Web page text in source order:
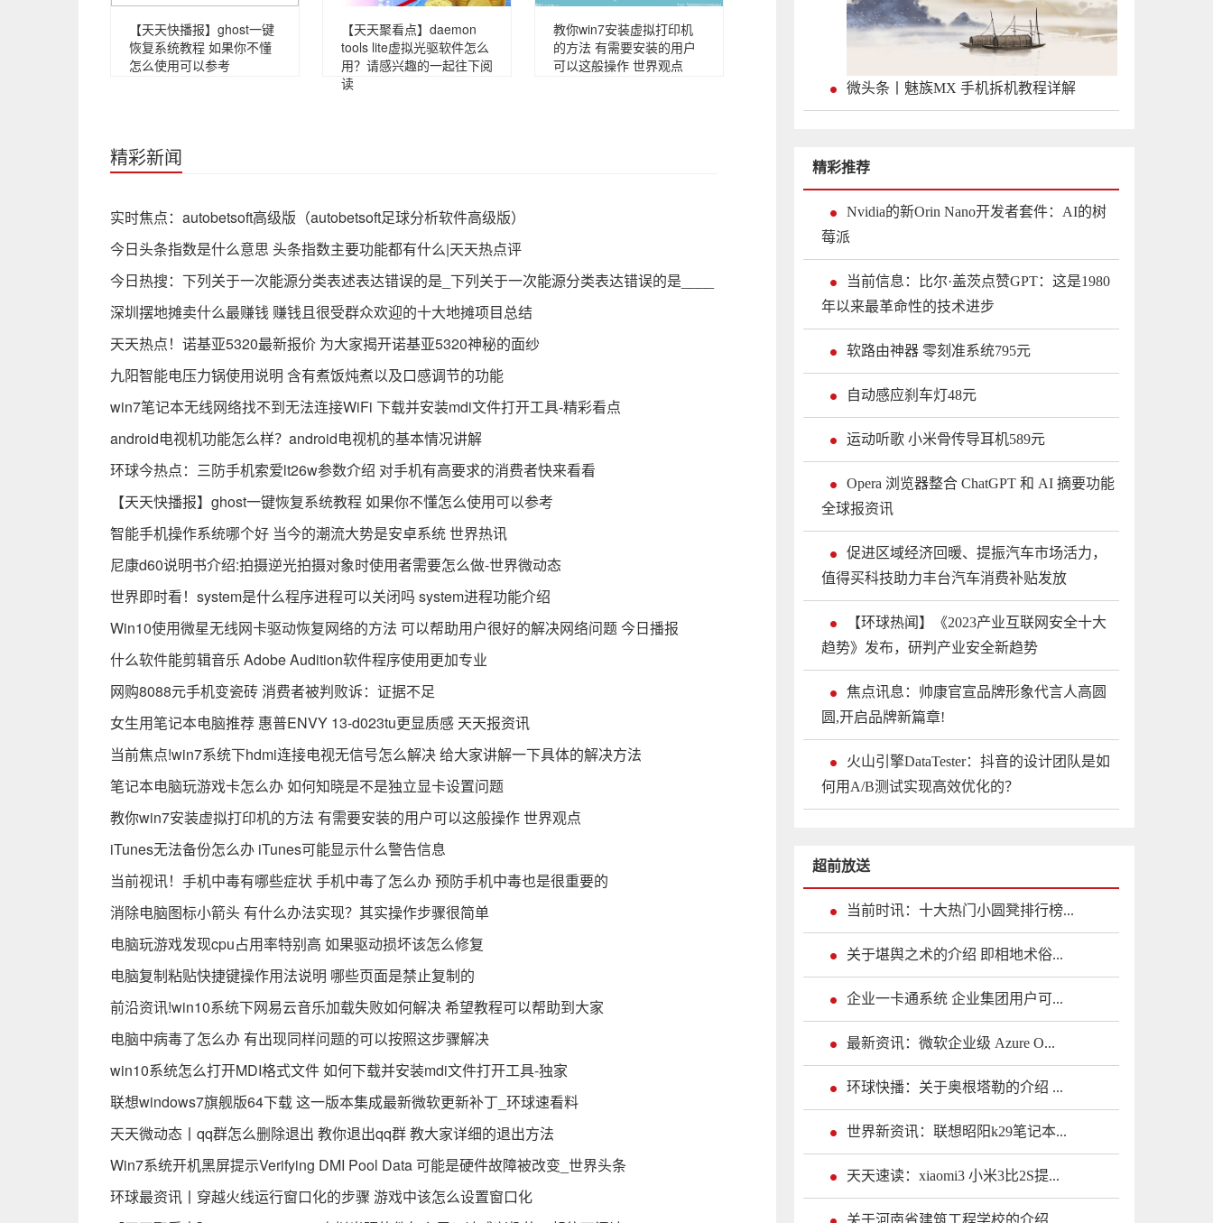
【天天快播报】ghost一键
恢复系统教程 如果你不懂
怎么使用可以参考
【天天聚看点】daemon
tools lite虚拟光驱软件怎么
用？请感兴趣的一起往下阅
读
教你win7安装虚拟打印机
的方法 有需要安装的用户
可以这般操作 世界观点
精彩新闻
实时焦点：autobetsoft高级版（autobetsoft足球分析软件高级版）
今日头条指数是什么意思 头条指数主要功能都有什么|天天热点评
今日热搜：下列关于一次能源分类表述表达错误的是_下列关于一次能源分类表达错误的是____
深圳摆地摊卖什么最赚钱 赚钱且很受群众欢迎的十大地摊项目总结
天天热点！诺基亚5320最新报价 为大家揭开诺基亚5320神秘的面纱
九阳智能电压力锅使用说明 含有煮饭炖煮以及口感调节的功能
win7笔记本无线网络找不到无法连接WiFi 下载并安装mdi文件打开工具-精彩看点
android电视机功能怎么样？android电视机的基本情况讲解
环球今热点：三防手机索爱lt26w参数介绍 对手机有高要求的消费者快来看看
【天天快播报】ghost一键恢复系统教程 如果你不懂怎么使用可以参考
智能手机操作系统哪个好 当今的潮流大势是安卓系统 世界热讯
尼康d60说明书介绍:拍摄逆光拍摄对象时使用者需要怎么做-世界微动态
世界即时看！system是什么程序进程可以关闭吗 system进程功能介绍
Win10使用微星无线网卡驱动恢复网络的方法 可以帮助用户很好的解决网络问题 今日播报
什么软件能剪辑音乐 Adobe Audition软件程序使用更加专业
网购8088元手机变瓷砖 消费者被判败诉：证据不足
女生用笔记本电脑推荐 惠普ENVY 13-d023tu更显质感 天天报资讯
当前焦点!win7系统下hdmi连接电视无信号怎么解决 给大家讲解一下具体的解决方法
笔记本电脑玩游戏卡怎么办 如何知晓是不是独立显卡设置问题
教你win7安装虚拟打印机的方法 有需要安装的用户可以这般操作 世界观点
iTunes无法备份怎么办 iTunes可能显示什么警告信息
当前视讯！手机中毒有哪些症状 手机中毒了怎么办 预防手机中毒也是很重要的
消除电脑图标小箭头 有什么办法实现？其实操作步骤很简单
电脑玩游戏发现cpu占用率特别高 如果驱动损坏该怎么修复
电脑复制粘贴快捷键操作用法说明 哪些页面是禁止复制的
前沿资讯!win10系统下网易云音乐加载失败如何解决 希望教程可以帮助到大家
电脑中病毒了怎么办 有出现同样问题的可以按照这步骤解决
win10系统怎么打开MDI格式文件 如何下载并安装mdi文件打开工具-独家
联想windows7旗舰版64下载 这一版本集成最新微软更新补丁_环球速看料
天天微动态丨qq群怎么删除退出 教你退出qq群 教大家详细的退出方法
Win7系统开机黑屏提示Verifying DMI Pool Data 可能是硬件故障被改变_世界头条
环球最资讯丨穿越火线运行窗口化的步骤 游戏中该怎么设置窗口化
微头条丨魅族MX 手机拆机教程详解
精彩推荐
Nvidia的新Orin Nano开发者套件：AI的树
莓派
当前信息：比尔·盖茨点赞GPT：这是1980
年以来最革命性的技术进步
软路由神器 零刻准系统795元
自动感应刹车灯48元
运动听歌 小米骨传导耳机589元
Opera 浏览器整合 ChatGPT 和 AI 摘要功能
全球报资讯
促进区域经济回暖、提振汽车市场活力，
值得买科技助力丰台汽车消费补贴发放
【环球热闻】《2023产业互联网安全十大
趋势》发布，研判产业安全新趋势
焦点讯息：帅康官宣品牌形象代言人高圆
圆,开启品牌新篇章!
火山引擎DataTester：抖音的设计团队是如
何用A/B测试实现高效优化的？
超前放送
当前时讯：十大热门小圆凳排行榜...
关于堪舆之术的介绍 即相地术俗...
企业一卡通系统 企业集团用户可...
最新资讯：微软企业级 Azure O...
环球快播：关于奥根塔勒的介绍 ...
世界新资讯：联想昭阳k29笔记本...
天天速读：xiaomi3 小米3比2S提...